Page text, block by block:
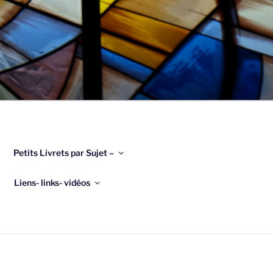
Petits Livrets par Sujet –
Liens- links- vidéos